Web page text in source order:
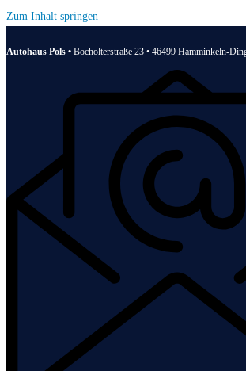
Zum Inhalt springen
Autohaus Pols • Bocholterstraße 23 • 46499 Hamminkeln-